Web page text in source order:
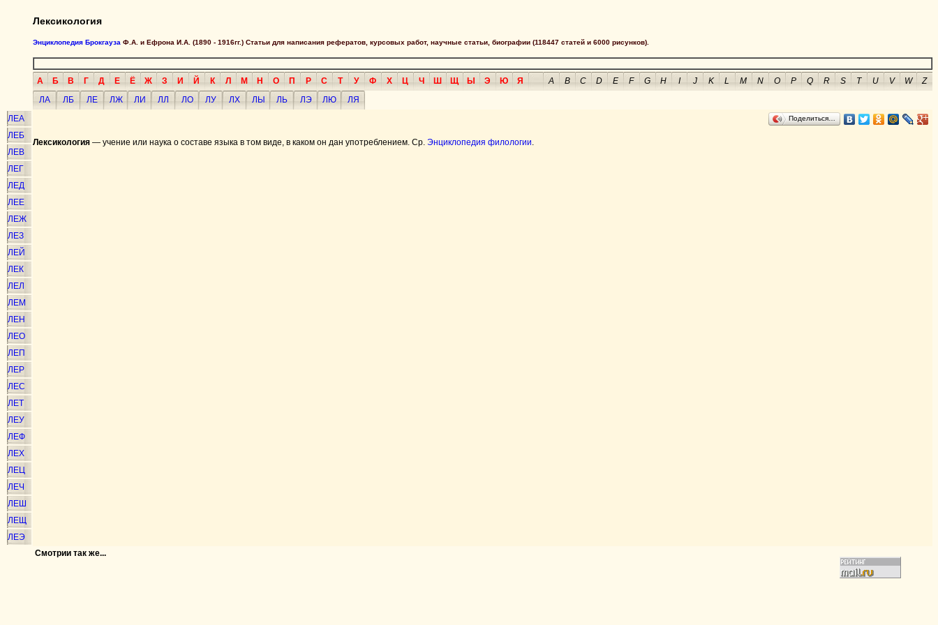
Лексикология
Энциклопедия Брокгауза Ф.А. и Ефрона И.А. (1890 - 1916гг.) Статьи для написания рефератов, курсовых работ, научные статьи, биографии (118447 статей и 6000 рисунков).
А Б В Г Д Е Ё Ж З И Й К Л М Н О П Р С Т У Ф Х Ц Ч Ш Щ Ы Э Ю Я A B C D E F G H I J K L M N O P Q R S T U V W
Z
ЛА
ЛБ ЛЕ ЛЖ ЛИ ЛЛ ЛО ЛУ ЛХ ЛЫ ЛЬ ЛЭ ЛЮ
ЛЯ
ЛЕА
ЛЕБ
ЛЕВ
ЛЕГ
ЛЕД
ЛЕЕ
ЛЕЖ
ЛЕЗ
ЛЕЙ
ЛЕК
ЛЕЛ
ЛЕМ
ЛЕН
ЛЕО
ЛЕП
ЛЕР
ЛЕС
ЛЕТ
ЛЕУ
ЛЕФ
ЛЕХ
ЛЕЦ
ЛЕЧ
ЛЕШ
ЛЕЩ
ЛЕЭ
Поделиться…
Лексикология — учение или наука о составе языка в том виде, в каком он дан употреблением. Ср. Энциклопедия филологии.
Смотрии так же...